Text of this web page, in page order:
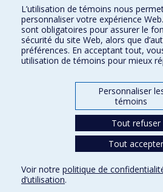
Admission
Plan du site
Accessibilité
Accès au portail sécurisé du Secrétariat
Recherche dans le vade-mecum
Conditions d’utilisation
L’utilisation de témoins nous
personnaliser votre expérience
sont obligatoires pour assurer le
sécurité du site Web, alors que
préférences. En acceptant tout,
utilisation de témoins pour mieux
Personnaliser
témoins
Tout refuser
Tout accepter
Voir notre politique de
d’utilisation.